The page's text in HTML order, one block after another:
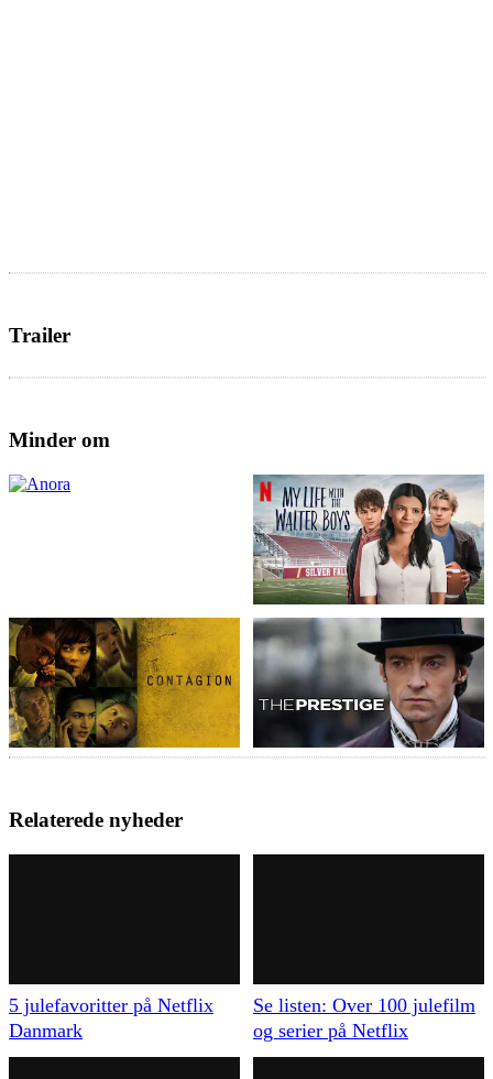
Trailer
Minder om
Relaterede nyheder
5 julefavoritter på Netflix
Danmark
Se listen: Over 100 julefilm
og serier på Netflix